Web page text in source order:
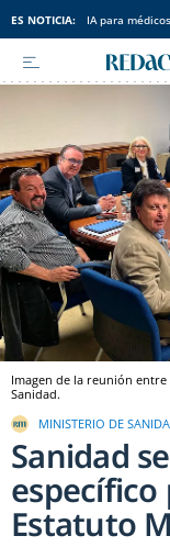
ES NOTICIA: IA para médicos
Imagen de la reunión
Sanidad.
MINISTERIO DE
Sanidad
específico
Estatuto